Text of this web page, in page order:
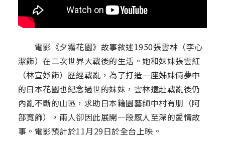
電影《夕霧花園》故事敘述1950張雲林（李心
潔飾）在二次世界大戰後的生活。她和妹妹張雲紅
（林宣妤飾）歷經戰亂，為了打造一座姊妹倆夢中
的日本花園也紀念過世的妹妹，雲林遠赴戰亂後仍
內亂不斷的山區，求助日本籍園藝師中村有朋（阿
部寬飾），兩人卻因此展開一段感人至深的愛情故
事。電影預計於11月29日於全台上映。